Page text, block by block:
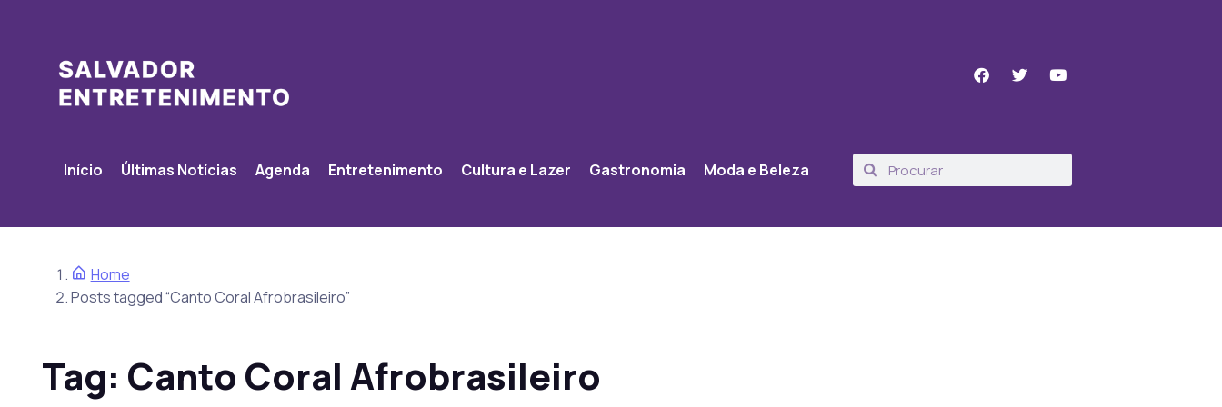
Início Últimas Notícias Agenda Entretenimento Cultura e Lazer Gastronomia Moda e Beleza
Home
Posts tagged “Canto Coral Afrobrasileiro”
Tag: Canto Coral Afrobrasileiro